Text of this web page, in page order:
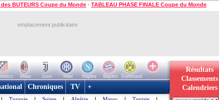
BUTEURS Coupe du Monde - TABLEAU PHASE FINALE Coupe du Monde
emplacement publicitaire
Milan Juve Inter Naples Bayern
Dortmund
Résultats
Classements
Calendriers
Chroniques TV +